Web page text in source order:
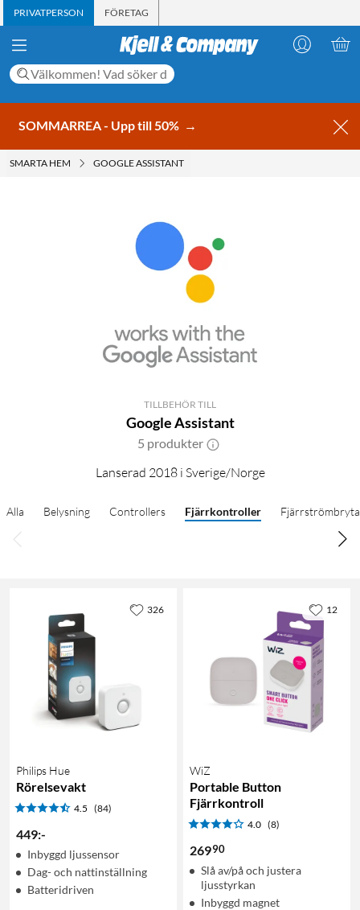
PRIVATPERSON FÖRETAG
SOMMARREA - Upp till 50% →
SMARTA HEM GOOGLE ASSISTANT
TILLBEHÖR TILL
Google Assistant
5 produkter
Lanserad 2018 i Sverige/Norge
Alla Belysning Controllers Fjärrkontroller
Philips Hue
Rörelsevakt
4.5 (84)
449:-
Inbyggd ljussensor
Dag- och nattinställning
Batteridriven
326
WiZ
Portable Button
Fjärrkontroll
4.0 (8)
26990
Slå av/på och justera
ljusstyrkan
Inbyggd magnet
12